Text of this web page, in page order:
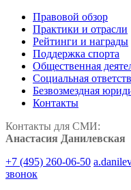
Правовой обзор
Практики и отрасли
Рейтинги и награды
Поддержка спорта
Общественная
Социальная
Безвозмездная
Контакты
Контакты для СМИ:
Анастасия Данилевская
+7 (495) 260-06-50
звонок